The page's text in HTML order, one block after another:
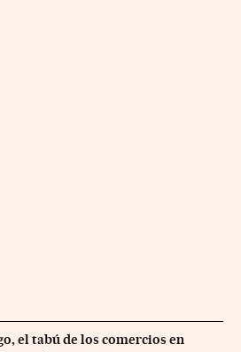
el tabú de los comercios en